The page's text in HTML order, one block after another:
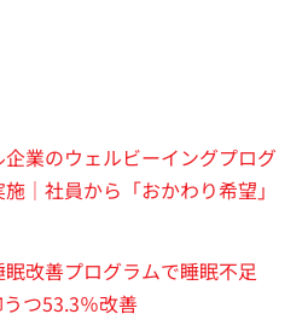
企業のウェルビーイングプログ
｜社員から「おかわり希望」
眠改善プログラムで睡眠不足
つ53.3％改善